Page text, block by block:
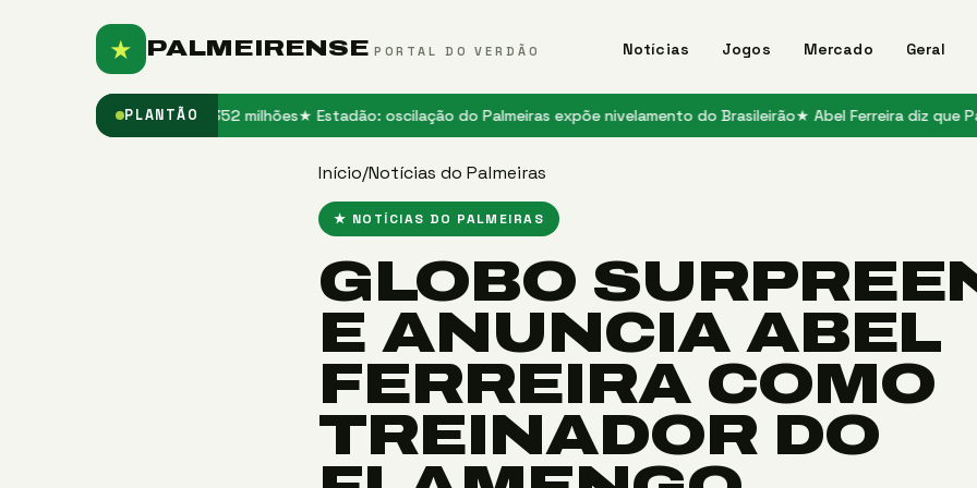
★ PALMEIRENSE PORTAL DO VERDÃO Notícias Jogos Mercado Geral
PLANTÃO
tem multa de R$ 352 milhões★ Estadão: oscilação do Palmeiras expõe nivelamento do Brasileirão★ Abel Ferreira diz que Palmeiras
Início/Notícias do Palmeiras
★ NOTÍCIAS DO PALMEIRAS
GLOBO
E ANUNCIA ABEL
FERREIRA COMO
TREINADOR DO